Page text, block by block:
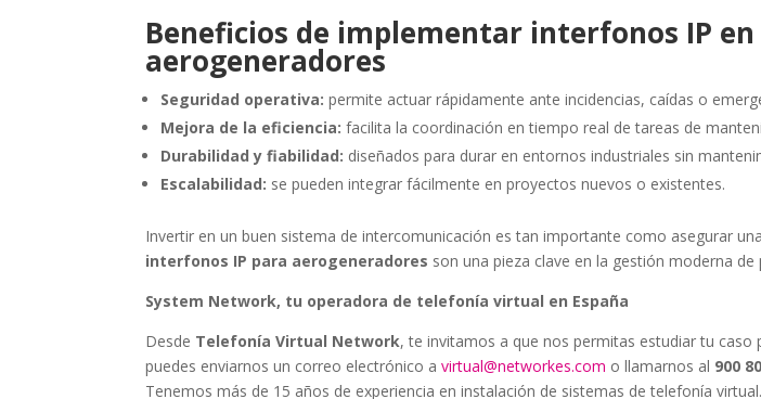
Beneficios de implementar interfonos IP
aerogeneradores
Seguridad operativa: permite actuar rápidamente ante incidencias, caídas o
Mejora de la eficiencia: facilita la coordinación en tiempo real de tareas de
Durabilidad y fiabilidad: diseñados para durar en entornos industriales sin
Escalabilidad: se pueden integrar fácilmente en proyectos nuevos o existentes.
Invertir en un buen sistema de intercomunicación es tan importante como asegurar
interfonos IP para aerogeneradores son una pieza clave en la gestión moderna de
System Network, tu operadora de telefonía virtual en España
Desde Telefonía Virtual Network, te invitamos a que nos permitas estudiar tu caso
puedes enviarnos un correo electrónico avirtual@networkes.com o llamarnos al 900
Tenemos más de 15 años de experiencia en instalación de sistemas de telefonía